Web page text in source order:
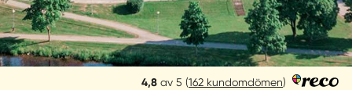
Guider
Start
Reco
4,8 av 5 (162 kundomdömen)